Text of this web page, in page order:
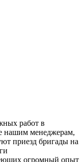
работ в
нашим менеджерам,
приезд бригады на
огромный опыт